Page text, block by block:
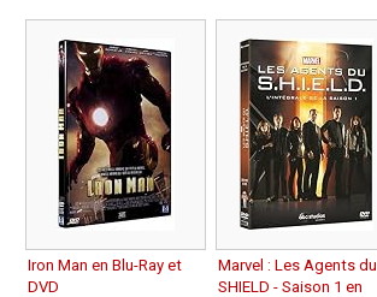
Iron Man en Blu-Ray et
DVD
Marvel : Les Agents du
SHIELD - Saison 1 en